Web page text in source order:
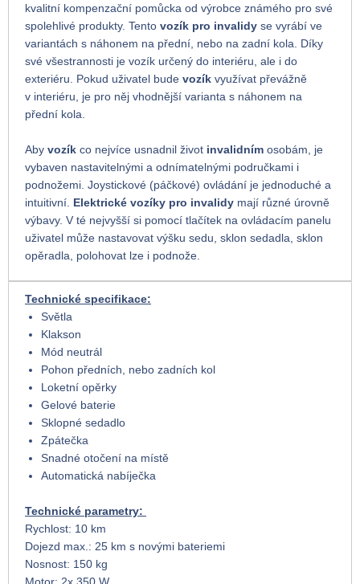
kvalitní kompenzační pomůcka od výrobce známého pro své
spolehlivé produkty. Tento vozík pro invalidy se vyrábí ve
variantách s náhonem na přední, nebo na zadní kola. Díky
své všestrannosti je vozík určený do interiéru, ale i do
exteriéru. Pokud uživatel bude vozík využívat převážně
v interiéru, je pro něj vhodnější varianta s náhonem na
přední kola.
Aby vozík co nejvíce usnadnil život invalidním osobám, je
vybaven nastavitelnými a odnímatelnými područkami i
podnožemi. Joystickové (páčkové) ovládání je jednoduché a
intuitivní. Elektrické vozíky pro invalidy mají různé úrovně
výbavy. V té nejvyšší si pomocí tlačítek na ovládacím panelu
uživatel může nastavovat výšku sedu, sklon sedadla, sklon
opěradla, polohovat lze i podnože.
Technické specifikace:
Světla
Klakson
Mód neutrál
Pohon předních, nebo zadních kol
Loketní opěrky
Gelové baterie
Sklopné sedadlo
Zpátečka
Snadné otočení na místě
Automatická nabíječka
Technické parametry:
Rychlost: 10 km
Dojezd max.: 25 km s novými bateriemi
Nosnost: 150 kg